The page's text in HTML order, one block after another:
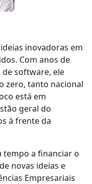
inovadoras em
Com anos de
software, ele
zero, tanto nacional
está em
geral do
à frente da
tempo a financiar o
novas ideias e
Empresariais